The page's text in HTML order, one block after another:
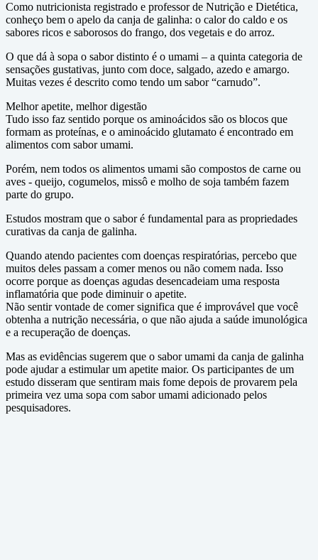
Como nutricionista registrado e professor de Nutrição e Dietética,
conheço bem o apelo da canja de galinha: o calor do caldo e os
sabores ricos e saborosos do frango, dos vegetais e do arroz.
O que dá à sopa o sabor distinto é o umami – a quinta categoria de
sensações gustativas, junto com doce, salgado, azedo e amargo.
Muitas vezes é descrito como tendo um sabor “carnudo”.
Melhor apetite, melhor digestão
Tudo isso faz sentido porque os aminoácidos são os blocos que
formam as proteínas, e o aminoácido glutamato é encontrado em
alimentos com sabor umami.
Porém, nem todos os alimentos umami são compostos de carne ou
aves - queijo, cogumelos, missô e molho de soja também fazem
parte do grupo.
Estudos mostram que o sabor é fundamental para as propriedades
curativas da canja de galinha.
Quando atendo pacientes com doenças respiratórias, percebo que
muitos deles passam a comer menos ou não comem nada. Isso
ocorre porque as doenças agudas desencadeiam uma resposta
inflamatória que pode diminuir o apetite.
Não sentir vontade de comer significa que é improvável que você
obtenha a nutrição necessária, o que não ajuda a saúde imunológica
e a recuperação de doenças.
Mas as evidências sugerem que o sabor umami da canja de galinha
pode ajudar a estimular um apetite maior. Os participantes de um
estudo disseram que sentiram mais fome depois de provarem pela
primeira vez uma sopa com sabor umami adicionado pelos
pesquisadores.